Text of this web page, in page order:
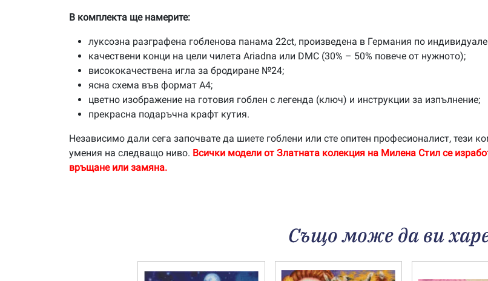
В комплекта ще намерите:
луксозна разграфена гобленова панама 22ct, произведена в Германия по
качествени конци на цели чилета Ariadna или DMC (30% – 50% повече от нужното);
висококачествена игла за бродиране №24;
ясна схема във формат А4;
цветно изображение на готовия гоблен с легенда (ключ) и инструкции за изпълнение;
прекрасна подаръчна крафт кутия.
Независимо дали сега започвате да шиете гоблени или сте опитен професионалист, тези
умения на следващо ниво. Всички модели от Златната колекция на Милена Стил се
връщане или замяна.
Също може да ви